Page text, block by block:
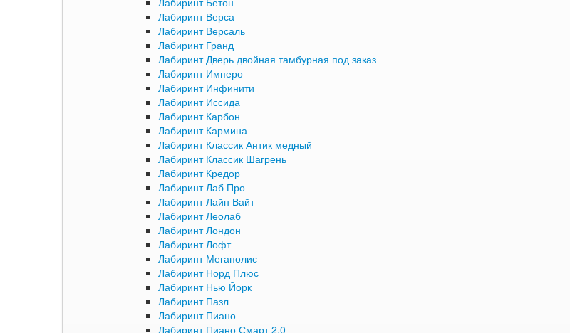
Лабиринт Верса
Лабиринт Версаль
Лабиринт Гранд
Лабиринт Дверь двойная тамбурная под заказ
Лабиринт Имперо
Лабиринт Инфинити
Лабиринт Иссида
Лабиринт Карбон
Лабиринт Кармина
Лабиринт Классик Антик медный
Лабиринт Классик Шагрень
Лабиринт Кредор
Лабиринт Лаб Про
Лабиринт Лайн Вайт
Лабиринт Леолаб
Лабиринт Лондон
Лабиринт Лофт
Лабиринт Мегаполис
Лабиринт Норд Плюс
Лабиринт Нью Йорк
Лабиринт Пазл
Лабиринт Пиано
Лабиринт Пиано Смарт 2.0